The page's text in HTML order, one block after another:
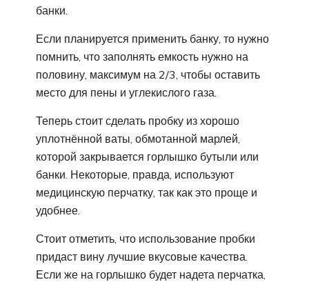
банки.
Если планируется применить банку, то нужно
помнить, что заполнять емкость нужно на
половину, максимум на 2/3, чтобы оставить
место для пены и углекислого газа.
Теперь стоит сделать пробку из хорошо
уплотнённой ваты, обмотанной марлей,
которой закрывается горлышко бутыли или
банки. Некоторые, правда, используют
медицинскую перчатку, так как это проще и
удобнее.
Стоит отметить, что использование пробки
придаст вину лучшие вкусовые качества.
Если же на горлышко будет надета перчатка,